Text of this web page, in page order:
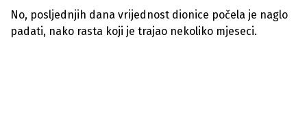
No, posljednjih dana vrijednost dionice počela je naglo
padati, nako rasta koji je trajao nekoliko mjeseci.